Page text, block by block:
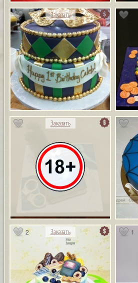
Заказать
Заказать
2 Заказать 1